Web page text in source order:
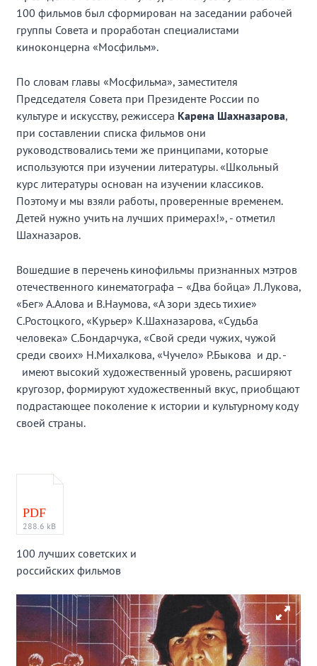
100 фильмов был сформирован на заседании рабочей
группы Совета и проработан специалистами
киноконцерна «Мосфильм».
По словам главы «Мосфильма», заместителя
Председателя Совета при Президенте России по
культуре и искусству, режиссера Карена Шахназарова,
при составлении списка фильмов они
руководствовались теми же принципами, которые
используются при изучении литературы. «Школьный
курс литературы основан на изучении классиков.
Поэтому и мы взяли работы, проверенные временем.
Детей нужно учить на лучших примерах!», - отметил
Шахназаров.
Вошедшие в перечень кинофильмы признанных мэтров
отечественного кинематографа – «Два бойца» Л.Лукова,
«Бег» А.Алова и В.Наумова, «А зори здесь тихие»
С.Ростоцкого, «Курьер» К.Шахназарова, «Судьба
человека» С.Бондарчука, «Свой среди чужих, чужой
среди своих» Н.Михалкова, «Чучело» Р.Быкова и др. -
имеют высокий художественный уровень, расширяют
кругозор, формируют художественный вкус, приобщают
подрастающее поколение к истории и культурному коду
своей страны.
PDF
288.6 kB
100 лучших советских и
российских фильмов